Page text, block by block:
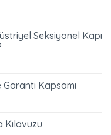
Seksiyonel Kapı
Kapsamı